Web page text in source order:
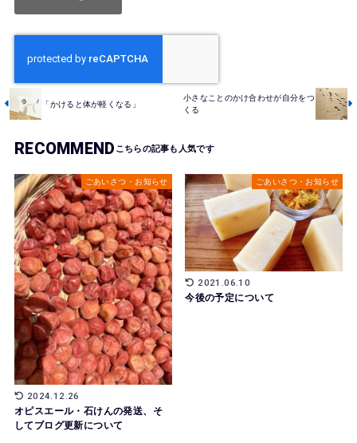
「かけると体が軽くなる」
小さなことのかけ合わせが自分をつ
くる
RECOMMEND
ごあいさつ・お知らせ
2024.12.26
オピスエール・石けんの発送、そ
してブログ更新について
ごあいさつ・お知らせ
2021.06.10
今後の予定について